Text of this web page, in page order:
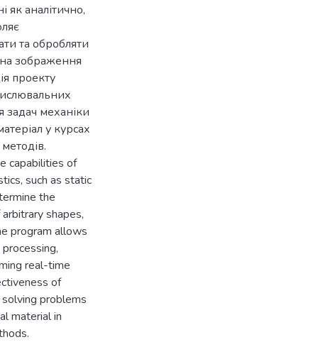
як аналітично,
та обробляти
зображення
проекту
задач механіки
у курсах
capabilities of
such as static
the
shapes,
program allows
real-time
of
problems
material in